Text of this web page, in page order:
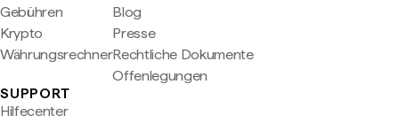
Gebühren
Krypto
Währungsrechner
Blog
Presse
Rechtliche Dokumente
Offenlegungen
SUPPORT
Hilfecenter